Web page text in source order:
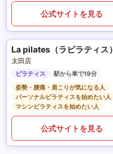
公式サイトを見る
La pilates（ラピラティス）
太田店
ピラティス
駅から車で19分
姿勢・腰痛・肩こりが気になる人
パーソナルピラティスを始めたい人
マシンピラティスを始めたい人
公式サイトを見る